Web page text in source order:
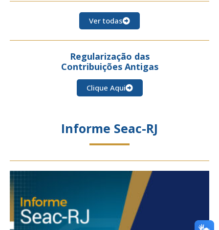
Ver todas
Regularização das
Contribuições Antigas
Clique Aqui
Informe Seac-RJ